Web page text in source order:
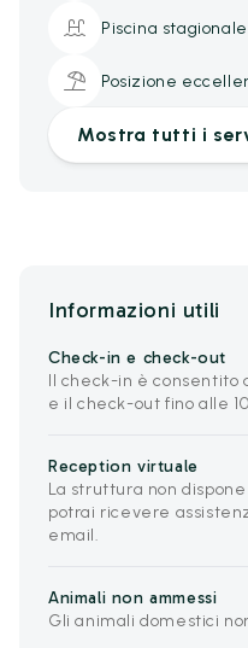
Piscina stagionale
Posizione
Mostra tutti i
Informazioni utili
Check-in e check-out
Il check-in è consentito
e il check-out fino alle
Reception virtuale
La struttura non
potrai ricevere
email.
Animali non ammessi
Gli animali domestici